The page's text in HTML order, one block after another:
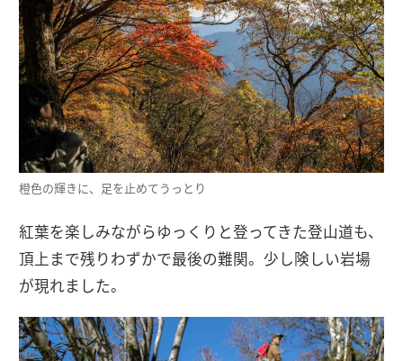
橙色の輝きに、足を止めてうっとり
紅葉を楽しみながらゆっくりと登ってきた登山道も、
頂上まで残りわずかで最後の難関。少し険しい岩場
が現れました。